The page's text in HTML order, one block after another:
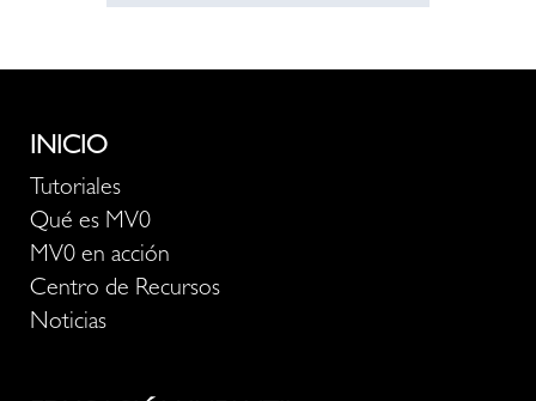
INICIO
Tutoriales
Qué es MV0
MV0 en acción
Centro de Recursos
Noticias